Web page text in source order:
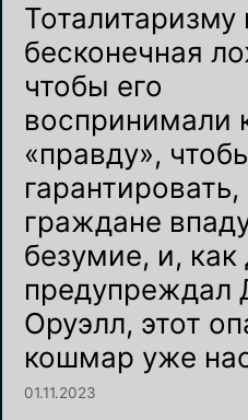
Тоталитаризму
бесконечная
чтобы его
воспринимали
«правду»,
гарантировать,
граждане
безумие, и, как
Оруэлл, этот
кошмар уже
01.11.2023